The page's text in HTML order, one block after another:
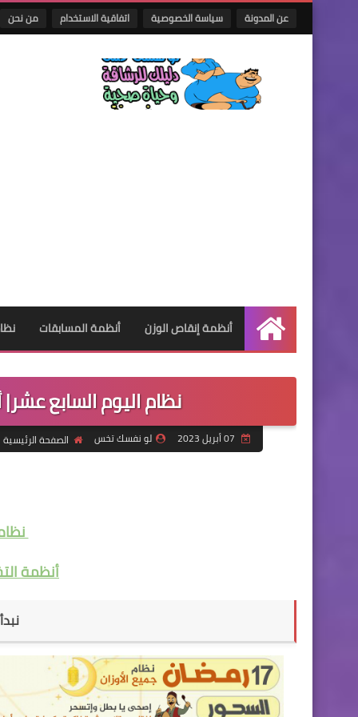
عن المدونة سياسة الخصوصية اتفاقية الاستخدام من نحن
الرئيسية
أنظمة إنقاص الوزن أنظمة المسابقات
نظام اليوم السابع
لو نفسك تخس الصفحة الرئيسية
أنظمة